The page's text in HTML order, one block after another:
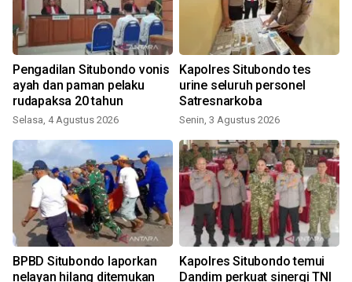
Pengadilan Situbondo vonis
ayah dan paman pelaku
rudapaksa 20 tahun
Selasa, 4 Agustus 2026
Kapolres Situbondo tes
urine seluruh personel
Satresnarkoba
Senin, 3 Agustus 2026
BPBD Situbondo laporkan
nelayan hilang ditemukan
Kapolres Situbondo temui
Dandim perkuat sinergi TNI